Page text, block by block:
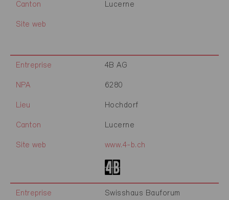
Canton Lucerne
Site web
Entreprise 4B AG
NPA 6280
Lieu Hochdorf
Canton Lucerne
Site web www.4-b.ch
Entreprise
Swisshaus Bauforum